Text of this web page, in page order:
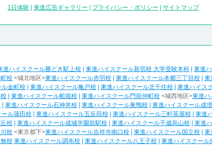
1日体験
東進広告ギャラリー プライバシー・ポリシー サイトマップ
進ハイスクール勝どき駅上校 東進ハイスクール新宿校 大学受験本科 東進
校 <城北地区>東進ハイスクール赤羽校 東進ハイスクール本郷三丁目校
東
ル金町校 東進ハイスクール亀戸校 東進ハイスクール北千住校 東進ハイス
東進ハイスクール船堀校 東進ハイスクール門前仲町校 <城西地区>東進ハ
東進ハイスクール石神井校 東進ハイスクール巣鴨校 東進ハイスクール成
ル蒲田校 東進ハイスクール五反田校 東進ハイスクール三軒茶屋校 東進
校 東進ハイスクール成城学園前駅校 東進ハイスクール千歳烏山校
東進
校 <東京都下>東進ハイスクール吉祥寺南口校 東進ハイスクール国立校 東
校 東進ハイスクール調布校 東進ハイスクール八王子校 東進ハイスクール